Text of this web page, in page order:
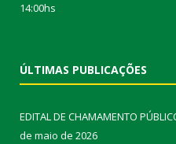
14:00hs
ÚLTIMAS PUBLICAÇÕES
EDITAL DE CHAMAMENTO
de maio de 2026